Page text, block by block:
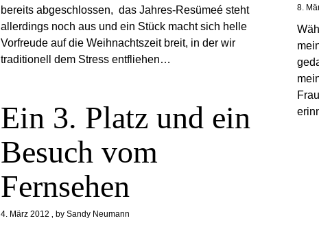
bereits abgeschlossen, das Jahres-Resümeé steht
allerdings noch aus und ein Stück macht sich helle
Vorfreude auf die Weihnachtszeit breit, in der wir
traditionell dem Stress entfliehen…
8.
Ein 3. Platz und ein
Besuch vom
Fernsehen
4. März 2012 bySandy Neumann